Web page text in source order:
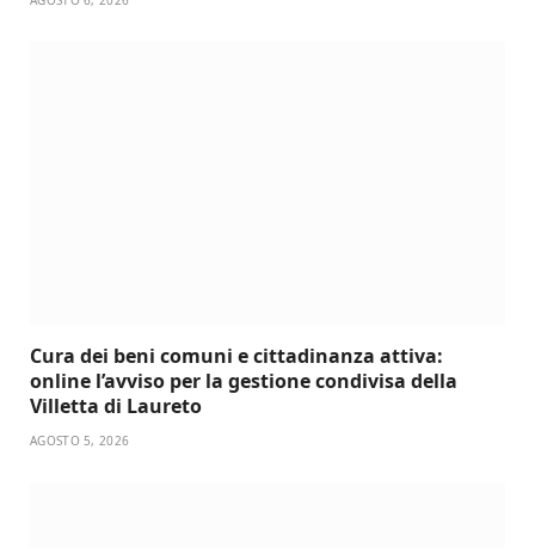
Cura dei beni comuni e cittadinanza attiva:
online l’avviso per la gestione condivisa della
Villetta di Laureto
AGOSTO 5, 2026